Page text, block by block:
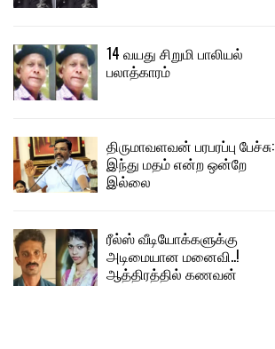
14 வயது சிறுமி பாலியல்
பலாத்காரம்
திருமாவளவன் பரபரப்பு பேச்சு:
இந்து மதம் என்ற ஒன்றே
இல்லை
ரீல்ஸ் வீடியோக்களுக்கு
அடிமையான மனைவி..!
ஆத்திரத்தில் கணவன்